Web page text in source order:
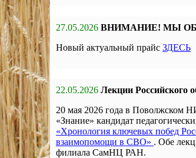
27.05.2026 ВНИМАНИЕ! МЫ
Новый актуальный прайс ЗДЕСЬ
22.05.2026 Лекции
20 мая 2026 года в Поволжском
«Знание» кандидат
«Хронология ключевых побед
взаимопомощи в СВО» . Обе
филиала СамНЦ РАН.